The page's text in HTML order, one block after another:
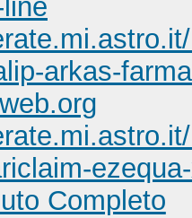
arkas-
Completo